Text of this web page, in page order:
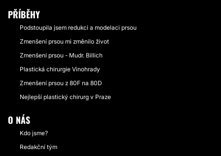
PŘÍBĚHY
Podstoupila jsem redukci a modelaci prsou
Zmenšení prsou mi změnilo život
Zmenšení prsou - Mudr. Billich
Plastická chirurgie Vinohrady
Zmenšení prsou z 80F na 80D
Nejlepší plastický chirurg v Praze
O NÁS
Kdo jsme?
Redakční tým